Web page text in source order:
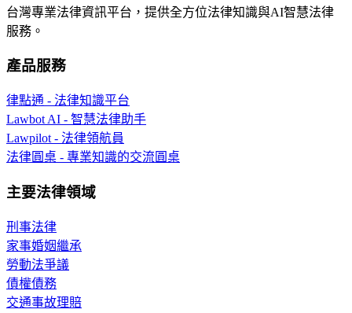
台灣專業法律資訊平台，提供全方位法律知識與AI智慧法律
服務。
產品服務
律點通 - 法律知識平台
Lawbot AI - 智慧法律助手
Lawpilot - 法律領航員
法律圓桌 - 專業知識的交流圓桌
主要法律領域
刑事法律
家事婚姻繼承
勞動法爭議
債權債務
交通事故理賠